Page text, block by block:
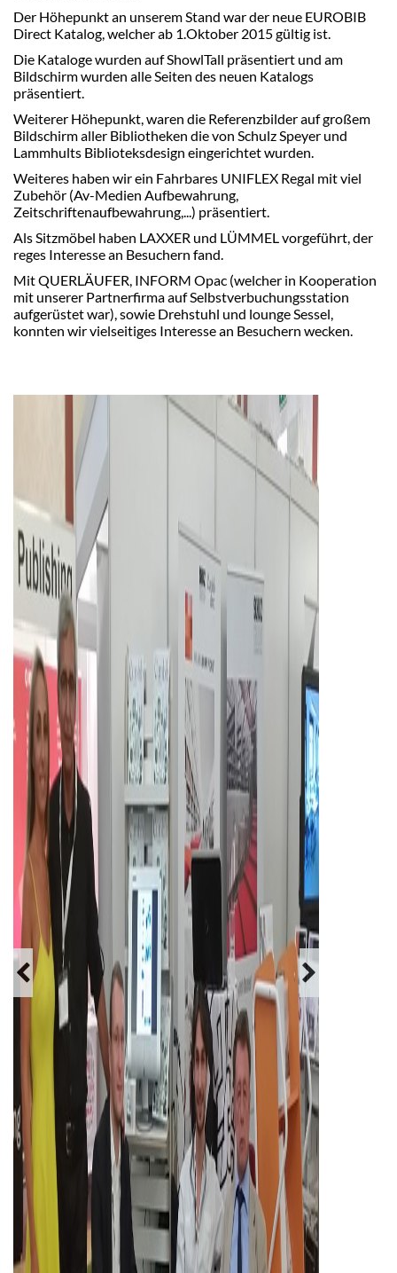
Der Höhepunkt an unserem Stand war der neue EUROBIB
Direct Katalog, welcher ab 1.Oktober 2015 gültig ist.
Die Kataloge wurden auf ShowlTall präsentiert und am
Bildschirm wurden alle Seiten des neuen Katalogs
präsentiert.
Weiterer Höhepunkt, waren die Referenzbilder auf großem
Bildschirm aller Bibliotheken die von Schulz Speyer und
Lammhults Biblioteksdesign eingerichtet wurden.
Weiteres haben wir ein Fahrbares UNIFLEX Regal mit viel
Zubehör (Av-Medien Aufbewahrung,
Zeitschriftenaufbewahrung,...) präsentiert.
Als Sitzmöbel haben LAXXER und LÜMMEL vorgeführt, der
reges Interesse an Besuchern fand.
Mit QUERLÄUFER, INFORM Opac (welcher in Kooperation
mit unserer Partnerfirma auf Selbstverbuchungsstation
aufgerüstet war), sowie Drehstuhl und lounge Sessel,
konnten wir vielseitiges Interesse an Besuchern wecken.